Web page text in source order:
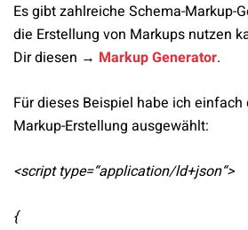
Es gibt zahlreiche Schema-Markup-
die Erstellung von Markups nutzen
Dir diesen → Markup Generator.
Für dieses Beispiel habe ich einfach
Markup-Erstellung ausgewählt:
<script type=“application/ld+json“>
{